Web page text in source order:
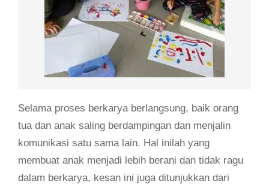
Selama proses berkarya berlangsung, baik orang
tua dan anak saling berdampingan dan menjalin
komunikasi satu sama lain. Hal inilah yang
membuat anak menjadi lebih berani dan tidak ragu
dalam berkarya, kesan ini juga ditunjukkan dari